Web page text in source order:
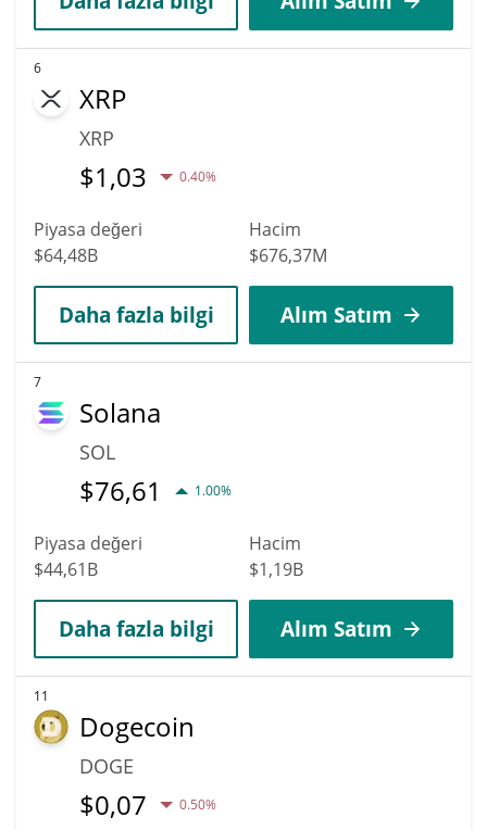
6
XRP
XRP
$1,03 0.40%
Piyasa değeri
$64,48B
Hacim
$676,37M
Daha fazla bilgi Alım Satım
7
Solana
SOL
$76,61 1.00%
Piyasa değeri
$44,61B
Hacim
$1,19B
Daha fazla bilgi Alım Satım
11
Dogecoin
DOGE
$0,07 0.50%